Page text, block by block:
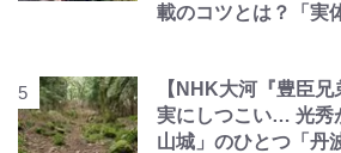
載のコツとは？「実
【NHK大河『豊臣兄
実にしつこい… 光秀
山城」のひとつ「丹